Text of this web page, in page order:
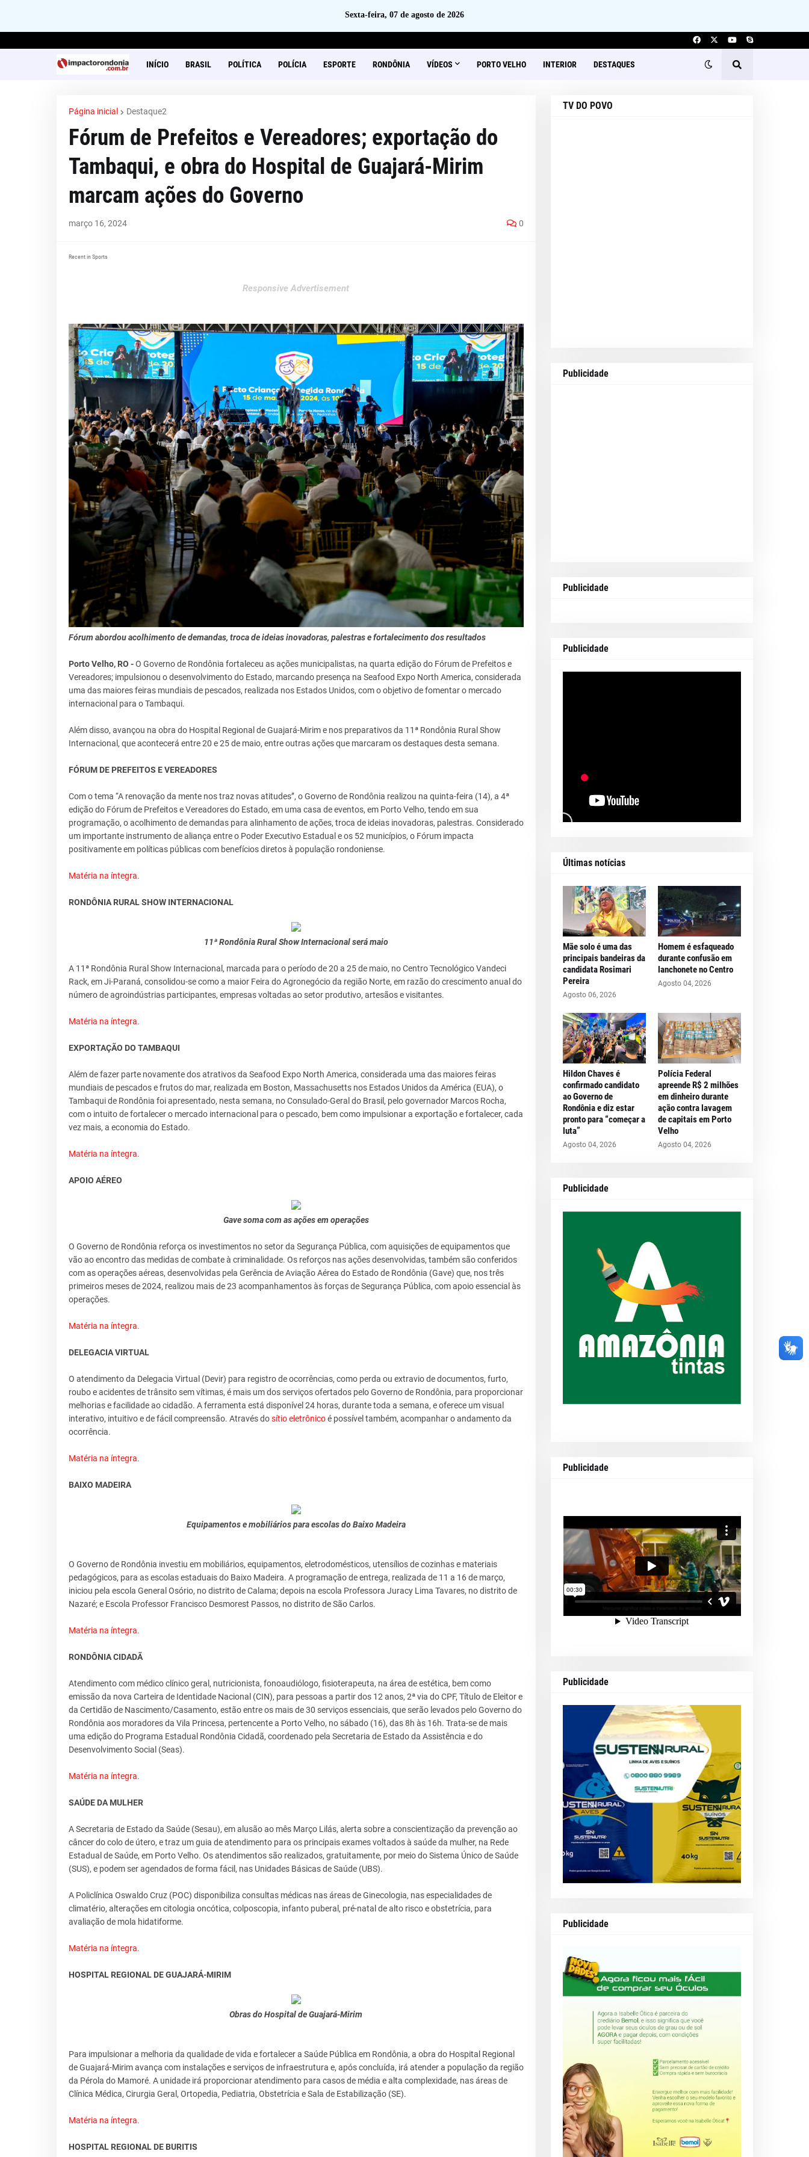
Sexta-feira, 07 de agosto de 2026
INÍCIO BRASIL POLÍTICA POLÍCIA ESPORTE RONDÔNIA VÍDEOS PORTO VELHO INTERIOR DESTAQUES
Página inicial Destaque2
Fórum de Prefeitos e Vereadores; exportação do
Tambaqui, e obra do Hospital de Guajará-Mirim
marcam ações do Governo
março 16, 2024 0
Recent in Sports
Responsive Advertisement
Fórum abordou acolhimento de demandas, troca de ideias inovadoras, palestras e fortalecimento dos resultados
Porto Velho, RO -O Governo de Rondônia fortaleceu as ações municipalistas, na quarta edição do Fórum de Prefeitos e
Vereadores; impulsionou o desenvolvimento do Estado, marcando presença na Seafood Expo North America, considerada
uma das maiores feiras mundiais de pescados, realizada nos Estados Unidos, com o objetivo de fomentar o mercado
internacional para o Tambaqui.
Além disso, avançou na obra do Hospital Regional de Guajará-Mirim e nos preparativos da 11ª Rondônia Rural Show
Internacional, que acontecerá entre 20 e 25 de maio, entre outras ações que marcaram os destaques desta semana.
FÓRUM DE PREFEITOS E VEREADORES
Com o tema ‘‘A renovação da mente nos traz novas atitudes’’, o Governo de Rondônia realizou na quinta-feira (14), a 4ª
edição do Fórum de Prefeitos e Vereadores do Estado, em uma casa de eventos, em Porto Velho, tendo em sua
programação, o acolhimento de demandas para alinhamento de ações, troca de ideias inovadoras, palestras. Considerado
um importante instrumento de aliança entre o Poder Executivo Estadual e os 52 municípios, o Fórum impacta
positivamente em políticas públicas com benefícios diretos à população rondoniense.
Matéria na íntegra.
RONDÔNIA RURAL SHOW INTERNACIONAL
11ª Rondônia Rural Show Internacional será maio
A 11ª Rondônia Rural Show Internacional, marcada para o período de 20 a 25 de maio, no Centro Tecnológico Vandeci
Rack, em Ji-Paraná, consolidou-se como a maior Feira do Agronegócio da região Norte, em razão do crescimento anual do
número de agroindústrias participantes, empresas voltadas ao setor produtivo, artesãos e visitantes.
Matéria na íntegra.
EXPORTAÇÃO DO TAMBAQUI
Além de fazer parte novamente dos atrativos da Seafood Expo North America, considerada uma das maiores feiras
mundiais de pescados e frutos do mar, realizada em Boston, Massachusetts nos Estados Unidos da América (EUA), o
Tambaqui de Rondônia foi apresentado, nesta semana, no Consulado-Geral do Brasil, pelo governador Marcos Rocha,
com o intuito de fortalecer o mercado internacional para o pescado, bem como impulsionar a exportação e fortalecer, cada
vez mais, a economia do Estado.
Matéria na íntegra.
APOIO AÉREO
Gave soma com as ações em operações
O Governo de Rondônia reforça os investimentos no setor da Segurança Pública, com aquisições de equipamentos que
vão ao encontro das medidas de combate à criminalidade. Os reforços nas ações desenvolvidas, também são conferidos
com as operações aéreas, desenvolvidas pela Gerência de Aviação Aérea do Estado de Rondônia (Gave) que, nos três
primeiros meses de 2024, realizou mais de 23 acompanhamentos às forças de Segurança Pública, com apoio essencial às
operações.
Matéria na íntegra.
DELEGACIA VIRTUAL
O atendimento da Delegacia Virtual (Devir) para registro de ocorrências, como perda ou extravio de documentos, furto,
roubo e acidentes de trânsito sem vítimas, é mais um dos serviços ofertados pelo Governo de Rondônia, para proporcionar
melhorias e facilidade ao cidadão. A ferramenta está disponível 24 horas, durante toda a semana, e oferece um visual
interativo, intuitivo e de fácil compreensão. Através dosítio eletrônicoé possível também, acompanhar o andamento da
ocorrência.
Matéria na íntegra.
BAIXO MADEIRA
Equipamentos e mobiliários para escolas do Baixo Madeira
O Governo de Rondônia investiu em mobiliários, equipamentos, eletrodomésticos, utensílios de cozinhas e materiais
pedagógicos, para as escolas estaduais do Baixo Madeira. A programação de entrega, realizada de 11 a 16 de março,
iniciou pela escola General Osório, no distrito de Calama; depois na escola Professora Juracy Lima Tavares, no distrito de
Nazaré; e Escola Professor Francisco Desmorest Passos, no distrito de São Carlos.
Matéria na íntegra.
RONDÔNIA CIDADÃ
Atendimento com médico clínico geral, nutricionista, fonoaudiólogo, fisioterapeuta, na área de estética, bem como
emissão da nova Carteira de Identidade Nacional (CIN), para pessoas a partir dos 12 anos, 2ª via do CPF, Título de Eleitor e
da Certidão de Nascimento/Casamento, estão entre os mais de 30 serviços essenciais, que serão levados pelo Governo do
Rondônia aos moradores da Vila Princesa, pertencente a Porto Velho, no sábado (16), das 8h às 16h. Trata-se de mais
uma edição do Programa Estadual Rondônia Cidadã, coordenado pela Secretaria de Estado da Assistência e do
Desenvolvimento Social (Seas).
Matéria na íntegra.
SAÚDE DA MULHER
A Secretaria de Estado da Saúde (Sesau), em alusão ao mês Março Lilás, alerta sobre a conscientização da prevenção ao
câncer do colo de útero, e traz um guia de atendimento para os principais exames voltados à saúde da mulher, na Rede
Estadual de Saúde, em Porto Velho. Os atendimentos são realizados, gratuitamente, por meio do Sistema Único de Saúde
(SUS), e podem ser agendados de forma fácil, nas Unidades Básicas de Saúde (UBS).
A Policlínica Oswaldo Cruz (POC) disponibiliza consultas médicas nas áreas de Ginecologia, nas especialidades de
climatério, alterações em citologia oncótica, colposcopia, infanto puberal, pré-natal de alto risco e obstetrícia, para
avaliação de mola hidatiforme.
Matéria na íntegra.
HOSPITAL REGIONAL DE GUAJARÁ-MIRIM
Obras do Hospital de Guajará-Mirim
Para impulsionar a melhoria da qualidade de vida e fortalecer a Saúde Pública em Rondônia, a obra do Hospital Regional
de Guajará-Mirim avança com instalações e serviços de infraestrutura e, após concluída, irá atender a população da região
da Pérola do Mamoré. A unidade irá proporcionar atendimento para casos de média e alta complexidade, nas áreas de
Clínica Médica, Cirurgia Geral, Ortopedia, Pediatria, Obstetrícia e Sala de Estabilização (SE).
Matéria na íntegra.
HOSPITAL REGIONAL DE BURITIS
TV DO POVO
Publicidade
Publicidade
Publicidade
Últimas notícias
Mãe solo é uma das
principais bandeiras da
candidata Rosimari
Pereira
Agosto 06, 2026
Homem é esfaqueado
durante confusão em
lanchonete no Centro
Agosto 04, 2026
Hildon Chaves é
confirmado candidato
ao Governo de
Rondônia e diz estar
pronto para “começar a
luta”
Agosto 04, 2026
Polícia Federal
apreende R$ 2 milhões
em dinheiro durante
ação contra lavagem
de capitais em Porto
Velho
Agosto 04, 2026
Publicidade
Publicidade
Publicidade
Publicidade